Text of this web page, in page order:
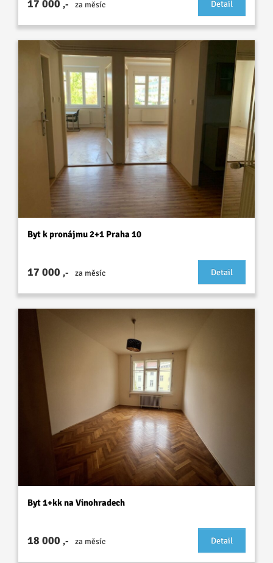
17 000 ,- za měsíc Detail
Byt k pronájmu 2+1 Praha 10
17 000 ,- za měsíc Detail
Byt 1+kk na Vinohradech
18 000 ,- za měsíc Detail